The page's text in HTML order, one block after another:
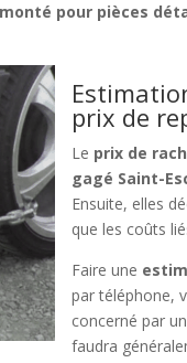
pour pièces
prix de
Le prix de
gagé Saint-
Ensuite, elles
que les coûts
Faire une
par téléphone,
concerné par un
faudra